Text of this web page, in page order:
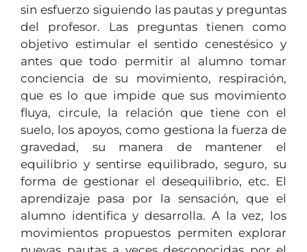
sin esfuerzo siguiendo las pautas y preguntas
del profesor. Las preguntas tienen como
objetivo estimular el sentido cenestésico y
antes que todo permitir al alumno tomar
conciencia de su movimiento, respiración,
que es lo que impide que sus movimiento
fluya, circule, la relación que tiene con el
suelo, los apoyos, como gestiona la fuerza de
gravedad, su manera de mantener el
equilibrio y sentirse equilibrado, seguro, su
forma de gestionar el desequilibrio, etc. El
aprendizaje pasa por la sensación, que el
alumno identifica y desarrolla. A la vez, los
movimientos propuestos permiten explorar